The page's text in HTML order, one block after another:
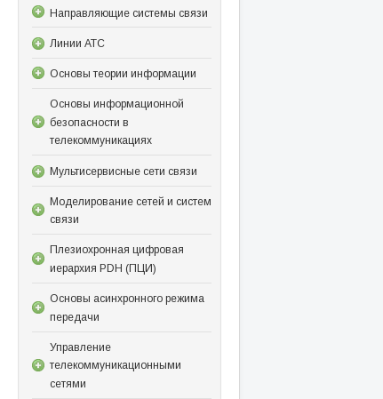
Направляющие системы связи
Линии АТС
Основы теории информации
Основы информационной
безопасности в
телекоммуникациях
Мультисервисные сети связи
Моделирование сетей и систем
связи
Плезиохронная цифровая
иерархия PDH (ПЦИ)
Основы асинхронного режима
передачи
Управление
телекоммуникационными
сетями